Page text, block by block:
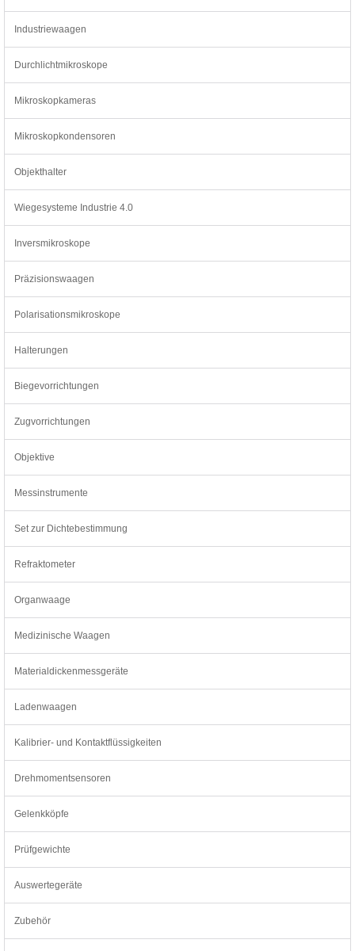
Industriewaagen
Durchlichtmikroskope
Mikroskopkameras
Mikroskopkondensoren
Objekthalter
Wiegesysteme Industrie 4.0
Inversmikroskope
Präzisionswaagen
Polarisationsmikroskope
Halterungen
Biegevorrichtungen
Zugvorrichtungen
Objektive
Messinstrumente
Set zur Dichtebestimmung
Refraktometer
Organwaage
Medizinische Waagen
Materialdickenmessgeräte
Ladenwaagen
Kalibrier- und Kontaktflüssigkeiten
Drehmomentsensoren
Gelenkköpfe
Prüfgewichte
Auswertegeräte
Zubehör